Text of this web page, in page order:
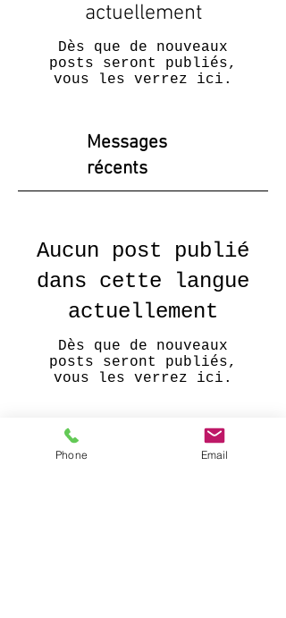
actuellement
Dès que de nouveaux
posts seront publiés,
vous les verrez ici.
Messages
récents
Aucun post publié
dans cette langue
actuellement
Dès que de nouveaux
posts seront publiés,
vous les verrez ici.
Phone Email